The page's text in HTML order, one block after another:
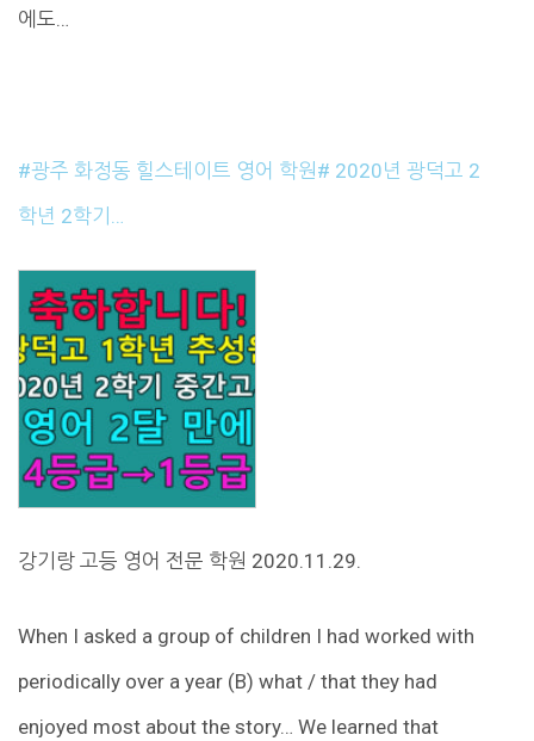
에도…
#광주 화정동 힐스테이트 영어 학원# 2020년 광덕고 2
학년 2학기…
강기랑 고등 영어 전문 학원 2020.11.29.
When I asked a group of children I had worked with
periodically over a year (B) what / that they had
enjoyed most about the story… We learned that